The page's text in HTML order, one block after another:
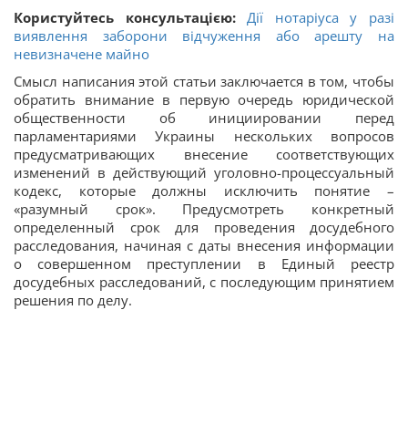
Користуйтесь консультацією:Дії нотаріуса у разі
виявлення заборони відчуження або арешту на
невизначене майно
Смысл написания этой статьи заключается в том, чтобы
обратить внимание в первую очередь юридической
общественности об инициировании перед
парламентариями Украины нескольких вопросов
предусматривающих внесение соответствующих
изменений в действующий уголовно-процессуальный
кодекс, которые должны исключить понятие –
«разумный срок». Предусмотреть конкретный
определенный срок для проведения досудебного
расследования, начиная с даты внесения информации
о совершенном преступлении в Единый реестр
досудебных расследований, с последующим принятием
решения по делу.